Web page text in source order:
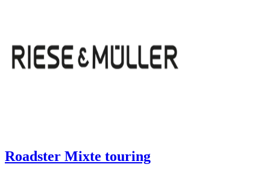
Roadster Mixte touring